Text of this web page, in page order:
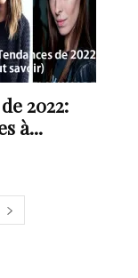
2022:
à...